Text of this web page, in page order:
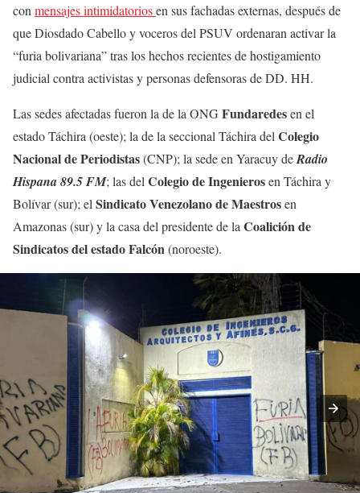
con mensajes intimidatoriosen sus fachadas externas, después de
que Diosdado Cabello y voceros del PSUV ordenaran activar la
“furia bolivariana” tras los hechos recientes de hostigamiento
judicial contra activistas y personas defensoras de DD. HH.
Las sedes afectadas fueron la de la ONGFundaredesen el
estado Táchira (oeste); la de la seccional Táchira del Colegio
Nacional de Periodistas(CNP); la sede en Yaracuy deRadio
Hispana 89.5 FM; las del Colegio de Ingenierosen Táchira y
Bolívar (sur); el Sindicato Venezolano de Maestrosen
Amazonas (sur) y la casa del presidente de la Coalición de
Sindicatos del estado Falcón(noroeste).